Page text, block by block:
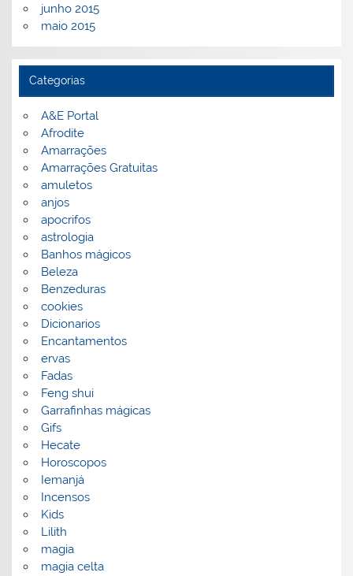
junho 2015
maio 2015
Categorias
A&E Portal
Afrodite
Amarrações
Amarrações Gratuitas
amuletos
anjos
apocrifos
astrologia
Banhos mágicos
Beleza
Benzeduras
cookies
Dicionarios
Encantamentos
ervas
Fadas
Feng shui
Garrafinhas mágicas
Gifs
Hecate
Horoscopos
Iemanjá
Incensos
Kids
Lilith
magia
magia celta